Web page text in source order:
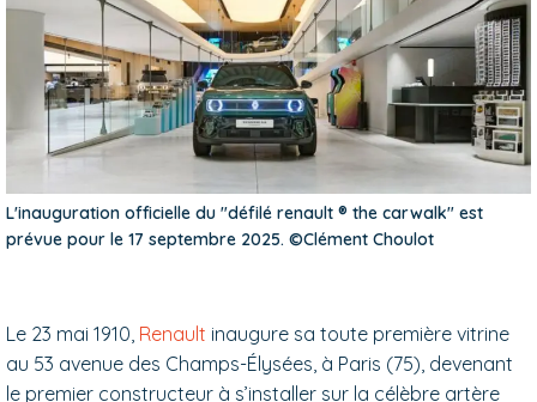
L'inauguration officielle du "défilé renault ® the carwalk" est
prévue pour le 17 septembre 2025. ©Clément Choulot
Le 23 mai 1910, Renault inaugure sa toute première vitrine
au 53 avenue des Champs-Élysées, à Paris (75), devenant
le premier constructeur à s’installer sur la célèbre artère